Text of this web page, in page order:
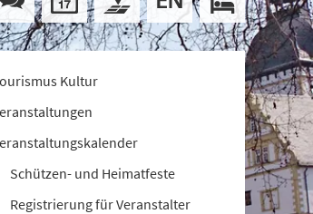
Kultur
Schützen- und Heimatfeste
Registrierung für Veranstalter